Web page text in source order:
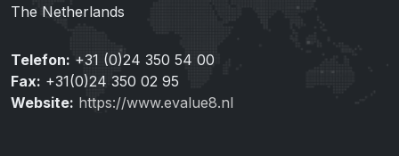
The Netherlands
Telefon: +31 (0)24 350 54 00
Fax: +31(0)24 350 02 95
Website: https://www.evalue8.nl